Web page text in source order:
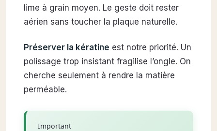
lime à grain moyen. Le geste doit rester
aérien sans toucher la plaque naturelle.
Préserver la kératine est notre priorité. Un
polissage trop insistant fragilise l’ongle. On
cherche seulement à rendre la matière
perméable.
Important